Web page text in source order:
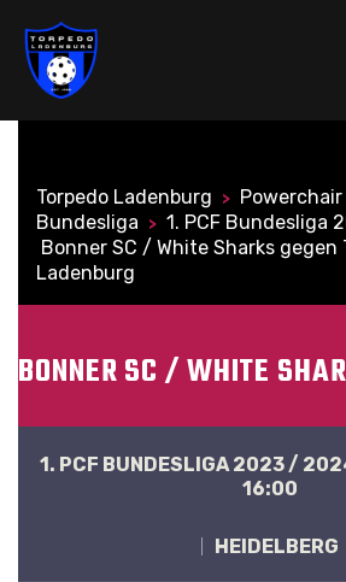
Torpedo Ladenburg >
Bundesliga
> 1. PCF Bundesliga
Bonner SC / White Sharks gegen
Ladenburg
BONNER SC / WHITE
1. PCF BUNDESLIGA 2023 /
16:00
HEIDELBERG